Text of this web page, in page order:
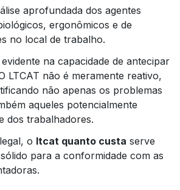
aprofundada dos agentes
ergonômicos e de
no local de trabalho.
na capacidade de antecipar
LTCAT não é meramente reativo,
não apenas os problemas
aqueles potencialmente
dos trabalhadores.
o ltcat quanto custa serve
para a conformidade com as